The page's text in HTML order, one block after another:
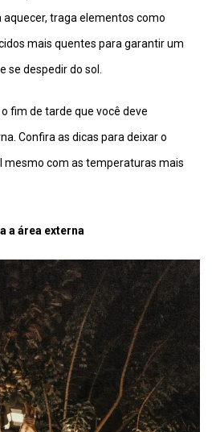
traga elementos como
mais quentes para garantir um
se despedir do sol.
fim de tarde que você deve
Confira as dicas para deixar o
mesmo com as temperaturas mais
a área externa